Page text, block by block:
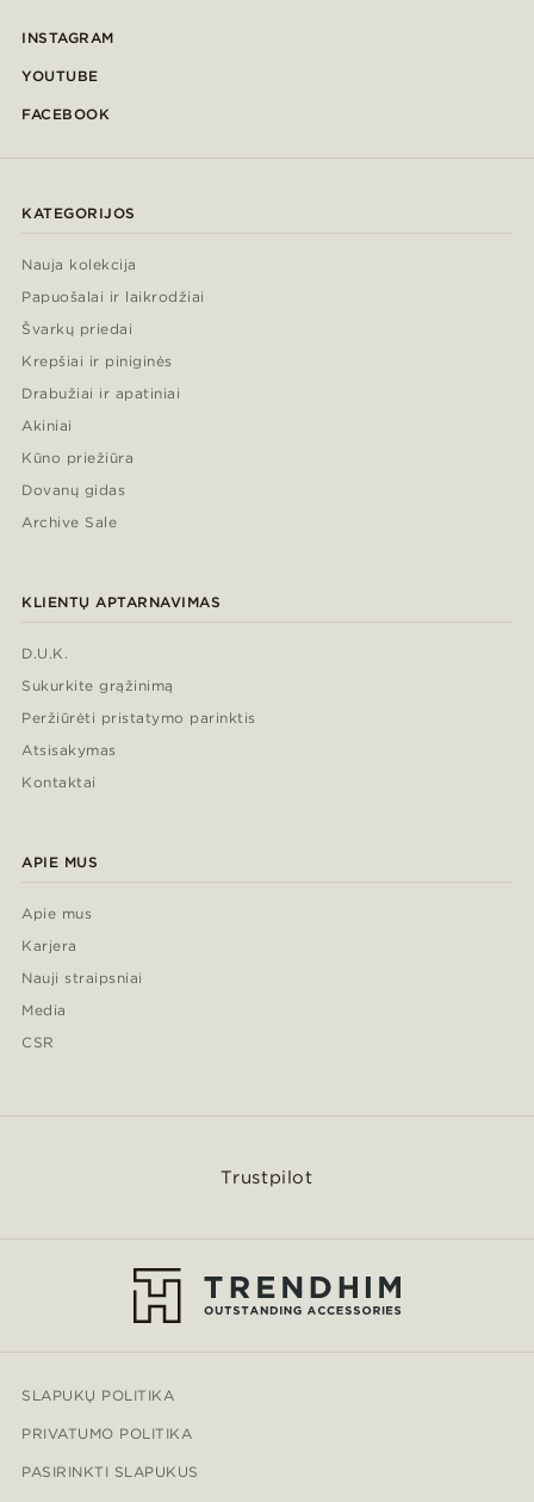
INSTAGRAM
YOUTUBE
FACEBOOK
KATEGORIJOS
Nauja kolekcija
Papuošalai ir laikrodžiai
Švarkų priedai
Krepšiai ir piniginės
Drabužiai ir apatiniai
Akiniai
Kūno priežiūra
Dovanų gidas
Archive Sale
KLIENTŲ APTARNAVIMAS
D.U.K.
Sukurkite grąžinimą
Peržiūrėti pristatymo parinktis
Atsisakymas
Kontaktai
APIE MUS
Apie mus
Karjera
Nauji straipsniai
Media
CSR
Trustpilot
SLAPUKŲ POLITIKA
PRIVATUMO POLITIKA
PASIRINKTI SLAPUKUS